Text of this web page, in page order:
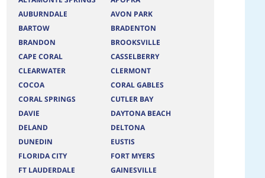
AUBURNDALE
AVON PARK
BARTOW
BRADENTON
BRANDON
BROOKSVILLE
CAPE CORAL
CASSELBERRY
CLEARWATER
CLERMONT
COCOA
CORAL GABLES
CORAL SPRINGS
CUTLER BAY
DAVIE
DAYTONA BEACH
DELAND
DELTONA
DUNEDIN
EUSTIS
FLORIDA CITY
FORT MYERS
FT LAUDERDALE
GAINESVILLE